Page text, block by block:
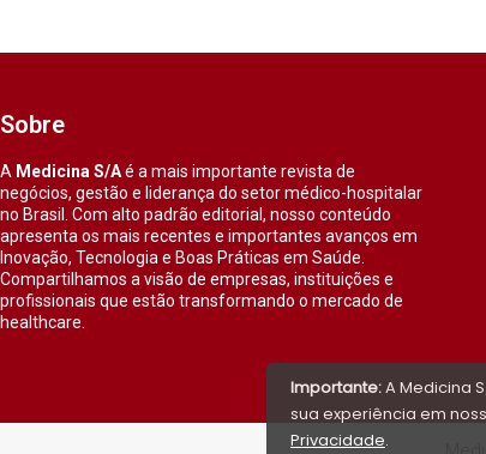
Sobre
A Medicina S/Aé a mais importante revista de
negócios, gestão e liderança do setor médico-hospitalar
no Brasil. Com alto padrão editorial, nosso conteúdo
apresenta os mais recentes e importantes avanços em
Inovação, Tecnologia e Boas Práticas em Saúde.
Compartilhamos a visão de empresas, instituições e
profissionais que estão transformando o mercado de
healthcare.
Importante:A Medicina
sua experiência em
Privacidade.